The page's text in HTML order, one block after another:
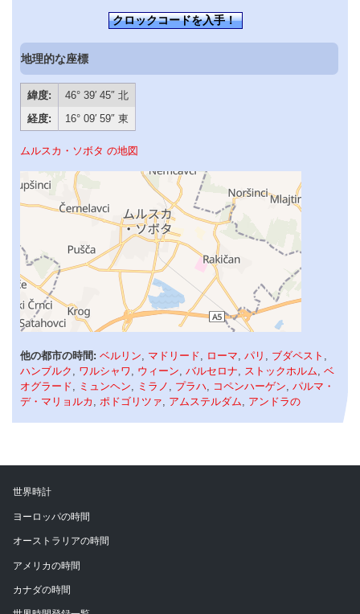
クロックコードを入手！
地理的な座標
緯度:
46° 39′ 45″ 北
経度:
16° 09′ 59″ 東
ムルスカ・ソボタ の地図
他の都市の時間: ベルリン マドリード ローマ パリ ブダペスト
ハンブルク
ワルシャワ ウィーン バルセロナ ストックホルム ベ
オグラード
ミュンヘン ミラノ プラハ コペンハーゲン パルマ・
デ・マリョルカ
ポドゴリツァ アムステルダム アンドラの
世界時計
ヨーロッパの時間
オーストラリアの時間
アメリカの時間
カナダの時間